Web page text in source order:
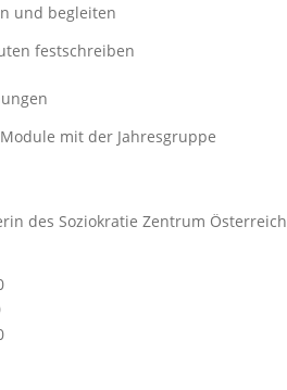
und begleiten
festschreiben
mit der Jahresgruppe
des Soziokratie Zentrum Österreich